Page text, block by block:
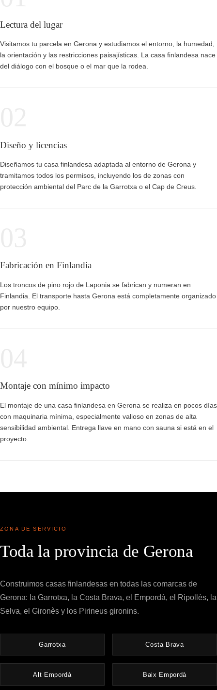
Lectura del lugar
Visitamos tu parcela en Gerona y estudiamos el entorno, la humedad,
la orientación y las restricciones paisajísticas. La casa finlandesa nace
del diálogo con el bosque o el mar que la rodea.
Diseño y licencias
Diseñamos tu casa finlandesa adaptada al entorno de Gerona y
tramitamos todos los permisos, incluyendo los de zonas con
protección ambiental del Parc de la Garrotxa o el Cap de Creus.
Fabricación en Finlandia
Los troncos de pino rojo de Laponia se fabrican y numeran en
Finlandia. El transporte hasta Gerona está completamente organizado
por nuestro equipo.
Montaje con mínimo impacto
El montaje de una casa finlandesa en Gerona se realiza en pocos días
con maquinaria mínima, especialmente valioso en zonas de alta
sensibilidad ambiental. Entrega llave en mano con sauna si está en el
proyecto.
ZONA DE SERVICIO
Toda la provincia de Gerona
Construimos casas finlandesas en todas las comarcas de
Gerona: la Garrotxa, la Costa Brava, el Empordà, el Ripollès, la
Selva, el Gironès y los Pirineus gironins.
Garrotxa Costa Brava
Alt Empordà Baix Empordà